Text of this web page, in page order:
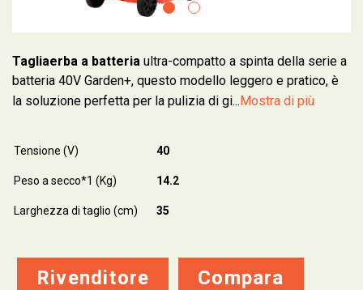
Tagliaerba a batteria ultra-compatto a spinta della serie a
batteria 40V Garden+, questo modello leggero e pratico, è
la soluzione perfetta per la pulizia di gi... Mostra di più
Tensione (V) 40
Peso a secco*1 (Kg) 14.2
Larghezza di taglio (cm) 35
Rivenditore Compara